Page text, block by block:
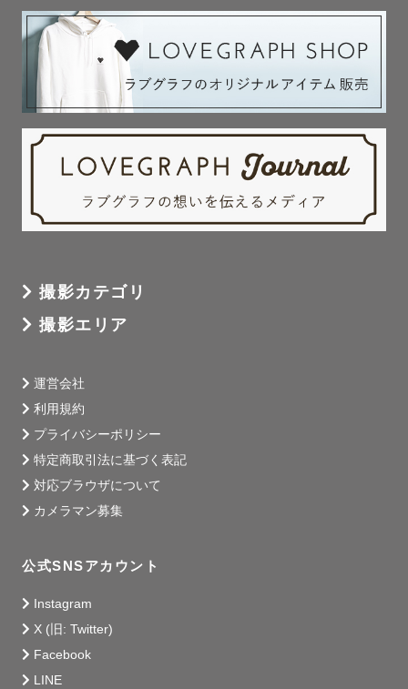
･おくるみ（布背景）
･おくるみ（ファー背景）
･はだかんぼ（横向き）
･はだかんぼ（黒背景）
･はだかんぼ（シフォン）
･くまちゃん着ぐるみ
･ポテトサック（おくるみで自立したポーズ）
･うつ伏せポーズ（ベッド）
･チンオンハンズかご（あごを手に乗せて眠るポーズ）
･自然なカットを多めに撮影
※撮影アイテムはたくさんあるため、基本的にカメラマン
のおまかせとなります。
ご要望がある場合は、事前にご相談ください。
※出張費(高速代など)が3,000円を超える場合は、別途超過
分を頂戴しております。
【予約から納品までの流れ】
①日時や場所、撮影プランを選択して予約（撮影時間や場
撮影カテゴリ
撮影エリア
運営会社
利用規約
プライバシーポリシー
特定商取引法に基づく表記
対応ブラウザについて
カメラマン募集
公式SNSアカウント
Instagram
X (旧: Twitter)
Facebook
LINE